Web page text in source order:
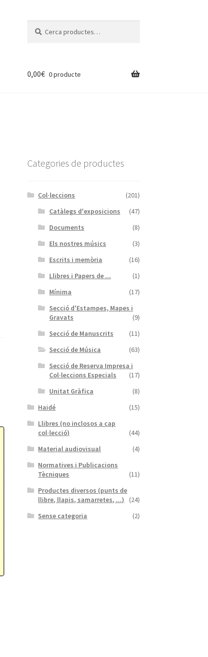
0,00€ 0 producte
Categories de productes
Col·leccions
(201)
Catàlegs d'exposicions
(47)
Documents
(8)
Els nostres músics
(3)
Escrits i memòria
(16)
Llibres i Papers de ...
(1)
Mínima
(17)
Secció d'Estampes, Mapes i
Gravats
(9)
Secció de Manuscrits
(11)
Secció de Música
(63)
Secció de Reserva Impresa i
Col·leccions Especials
(17)
Unitat Gràfica
(8)
Haidé
(15)
Llibres (no inclosos a cap
col·lecció)
(44)
Material audiovisual
(4)
Normatives i Publicacions
Tècniques
(11)
Productes diversos (punts de
llibre, llapis, samarretes, ...)
(24)
Sense categoria
(2)